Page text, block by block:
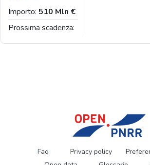
Importo: 510 Mln €
Prossima scadenza:
Faq Privacy policy